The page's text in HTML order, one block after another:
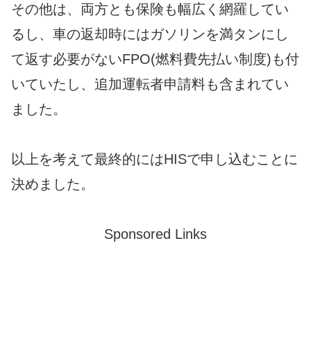
その他は、両方とも保険も幅広く網羅してい
るし、車の返却時にはガソリンを満タンにし
て返す必要がないFPO(燃料費先払い制度)も付
いていたし、追加運転者申請料も含まれてい
ました。
以上を考えて最終的にはHISで申し込むことに
決めました。
Sponsored Links